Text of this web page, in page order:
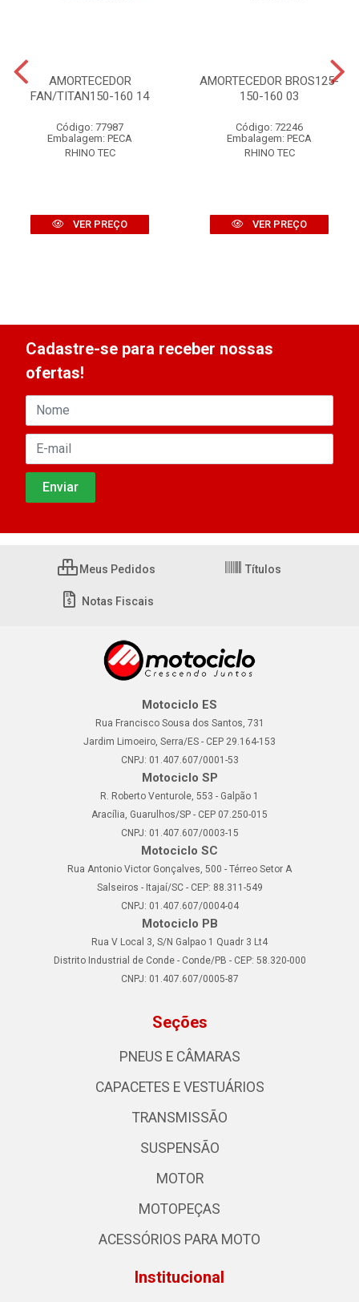
AMORTECEDOR
FAN/TITAN150-160 14
Código: 77987
Embalagem: PECA
RHINO TEC
VER PREÇO
AMORTECEDOR BROS125-
150-160 03
Código: 72246
Embalagem: PECA
RHINO TEC
VER PREÇO
Cadastre-se para receber nossas
ofertas!
Meus Pedidos Títulos
Notas Fiscais
Motociclo ES
Rua Francisco Sousa dos Santos, 731
Jardim Limoeiro, Serra/ES - CEP 29.164-153
CNPJ: 01.407.607/0001-53
Motociclo SP
R. Roberto Venturole, 553 - Galpão 1
Aracília, Guarulhos/SP - CEP 07.250-015
CNPJ: 01.407.607/0003-15
Motociclo SC
Rua Antonio Victor Gonçalves, 500 - Térreo Setor A
Salseiros - Itajaí/SC - CEP: 88.311-549
CNPJ: 01.407.607/0004-04
Motociclo PB
Rua V Local 3, S/N Galpao 1 Quadr 3 Lt4
Distrito Industrial de Conde - Conde/PB - CEP: 58.320-000
CNPJ: 01.407.607/0005-87
Seções
PNEUS E CÂMARAS
CAPACETES E VESTUÁRIOS
TRANSMISSÃO
SUSPENSÃO
MOTOR
MOTOPEÇAS
ACESSÓRIOS PARA MOTO
Institucional